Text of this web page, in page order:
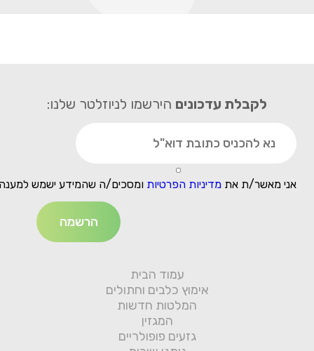
לקבלת עדכונים הירשמו לניוזלטר שלנו:
אני מאשר/ת את מדיניות הפרטיות ומסכים/ה שהמידע ישמש
עמוד הבית
אימוץ כלבים וחתולים
המלטות חדשות
המגזין
גזעים פופולריים